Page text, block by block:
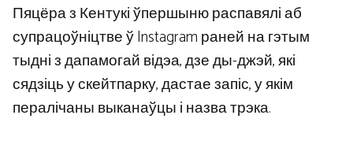
Пяцёра з Кентукі ўпершыню распавялі аб
супрацоўніцтве ў Instagram раней на гэтым
тыдні з дапамогай відэа, дзе ды-джэй, які
сядзіць у скейтпарку, дастае запіс, у якім
пералічаны выканаўцы і назва трэка.